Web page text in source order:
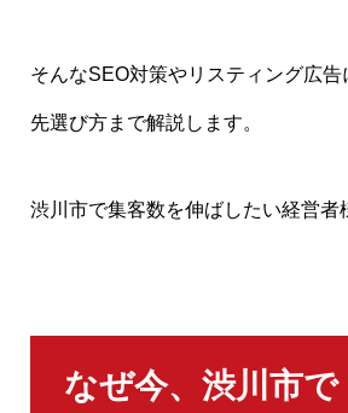
そんなSEO対策やリスティング広
先選び方まで解説します。
渋川市で集客数を伸ばしたい経営者
なぜ今、渋川市